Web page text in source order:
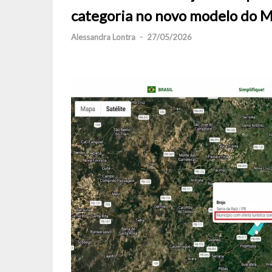
categoria no novo modelo do
Alessandra Lontra - 27/05/2026